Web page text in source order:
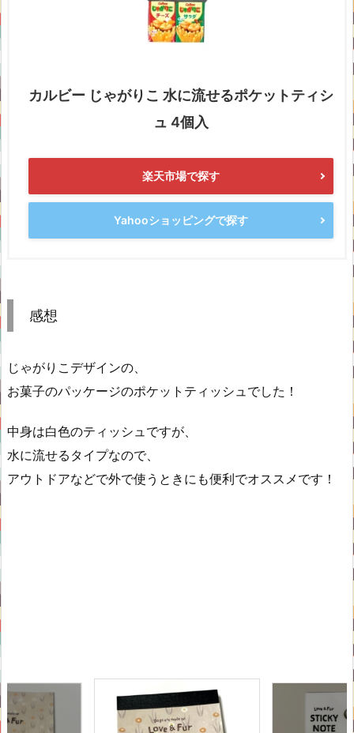
カルビー じゃがりこ 水に流せるポケットティシ
ュ 4個入
楽天市場で探す
Yahooショッピングで探す
感想
じゃがりこデザインの、
お菓子のパッケージのポケットティッシュでした！
中身は白色のティッシュですが、
水に流せるタイプなので、
アウトドアなどで外で使うときにも便利でオススメです！